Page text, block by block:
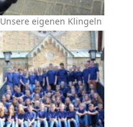
Unsere eigenen Klingeln